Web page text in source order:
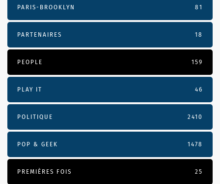
PARIS-BROOKLYN 81
PARTENAIRES 18
PEOPLE 159
PLAY IT 46
POLITIQUE 2410
POP & GEEK 1478
PREMIÈRES FOIS 25